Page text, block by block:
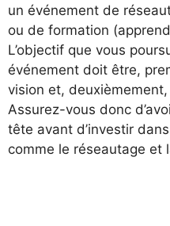
un événement de
ou de formation
L’objectif que vous
événement doit être,
vision et,
Assurez-vous donc
tête avant d’investir
comme le réseautage et